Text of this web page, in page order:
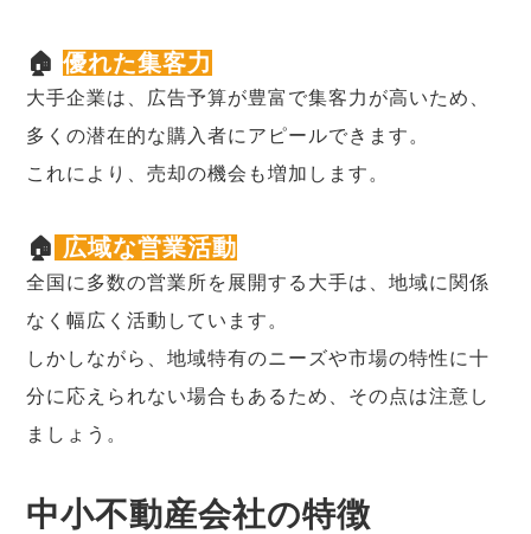
🏠優れた集客力
大手企業は、広告予算が豊富で集客力が高いため、
多くの潜在的な購入者にアピールできます。
これにより、売却の機会も増加します。
🏠 広域な営業活動
全国に多数の営業所を展開する大手は、地域に関係
なく幅広く活動しています。
しかしながら、地域特有のニーズや市場の特性に十
分に応えられない場合もあるため、その点は注意し
ましょう。
中小不動産会社の特徴